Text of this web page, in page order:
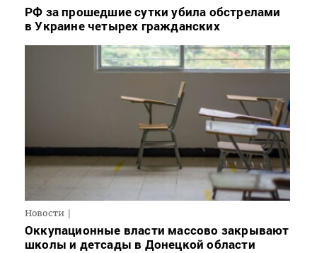
РФ за прошедшие сутки убила обстрелами
в Украине четырех гражданских
Новости
Оккупационные власти массово закрывают
школы и детсады в Донецкой области